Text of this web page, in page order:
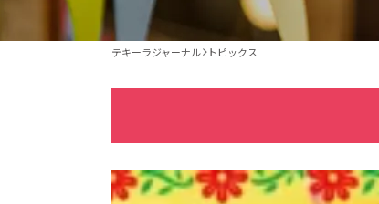
テキーラジャーナル トピックス